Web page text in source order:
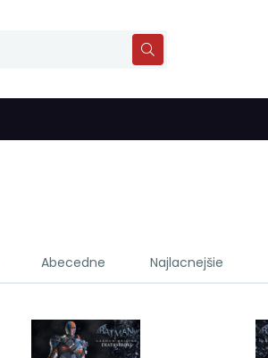
Abecedne Najlacnejšie